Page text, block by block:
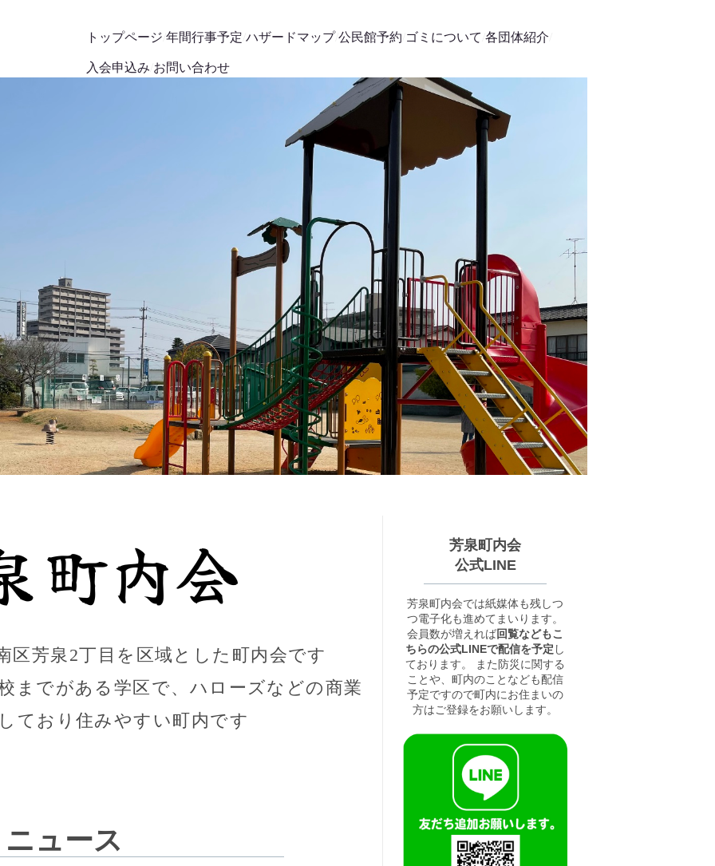
トップページ 年間行事予定 ハザードマップ 公民館予約 ゴミについて 各団体紹介
入会申込み お問い合わせ
区芳泉2丁目を区域とした町内会です
までがある学区で、ハローズなどの商業
ており住みやすい町内です
ニュース
芳泉町内会
公式LINE
芳泉町内会では紙媒体も残しつ
つ電子化も進めてまいります。
会員数が増えれば回覧などもこ
ちらの公式LINEで配信を予定 し
ております。 また防災に関する
ことや、町内のことなども配信
予定ですので町内にお住まいの
方はご登録をお願いします。